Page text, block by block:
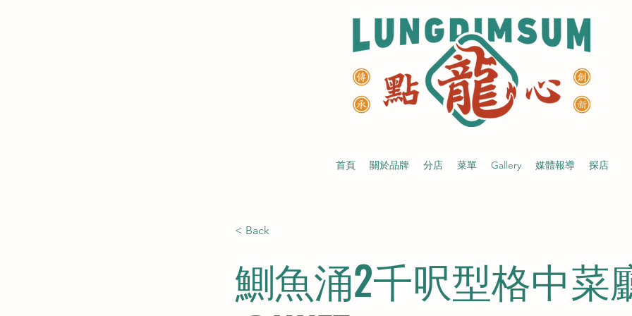
首頁 關於品牌 分店 菜單 Gallery 媒體報導 探店
< Back
鰂魚涌2千呎型格中菜